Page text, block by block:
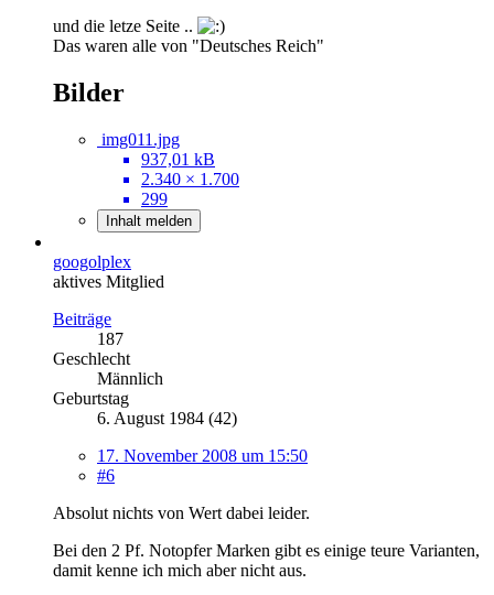
und die letze Seite ..
Das waren alle von "Deutsches Reich"
Bilder
img011.jpg
937,01 kB
2.340 × 1.700
299
Inhalt melden
googolplex
aktives Mitglied
Beiträge
187
Geschlecht
Männlich
Geburtstag
6. August 1984 (42)
17. November 2008 um 15:50
#6
Absolut nichts von Wert dabei leider.
Bei den 2 Pf. Notopfer Marken gibt es einige teure Varianten,
damit kenne ich mich aber nicht aus.